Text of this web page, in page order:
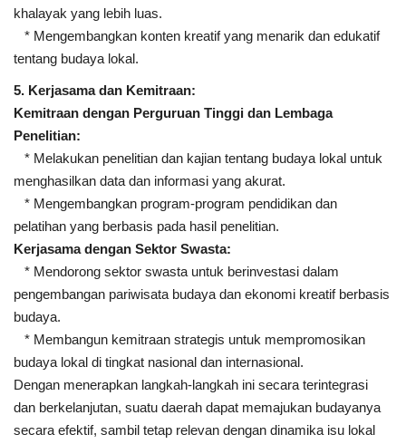
khalayak yang lebih luas.
* Mengembangkan konten kreatif yang menarik dan edukatif
tentang budaya lokal.
5. Kerjasama dan Kemitraan:
Kemitraan dengan Perguruan Tinggi dan Lembaga
Penelitian:
* Melakukan penelitian dan kajian tentang budaya lokal untuk
menghasilkan data dan informasi yang akurat.
* Mengembangkan program-program pendidikan dan
pelatihan yang berbasis pada hasil penelitian.
Kerjasama dengan Sektor Swasta:
* Mendorong sektor swasta untuk berinvestasi dalam
pengembangan pariwisata budaya dan ekonomi kreatif berbasis
budaya.
* Membangun kemitraan strategis untuk mempromosikan
budaya lokal di tingkat nasional dan internasional.
Dengan menerapkan langkah-langkah ini secara terintegrasi
dan berkelanjutan, suatu daerah dapat memajukan budayanya
secara efektif, sambil tetap relevan dengan dinamika isu lokal